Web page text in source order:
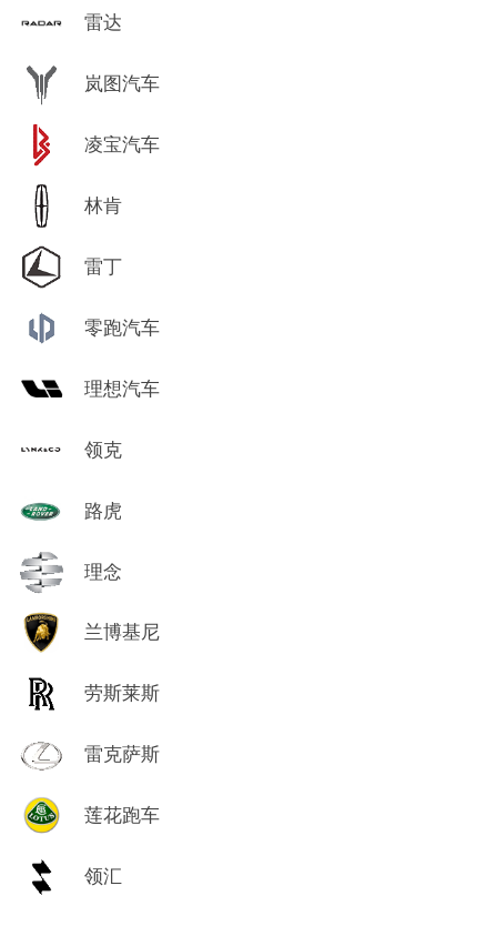
雷达
岚图汽车
凌宝汽车
林肯
雷丁
零跑汽车
理想汽车
领克
路虎
理念
兰博基尼
劳斯莱斯
雷克萨斯
莲花跑车
领汇